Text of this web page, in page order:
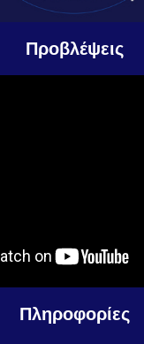
Προβλέψεις
Πληροφορίες